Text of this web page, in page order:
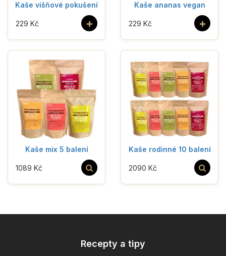
Kaše višňové pokušení
+
229 Kč
Kaše ananas vegan
+
229 Kč
Kaše mix 5 balení
1089 Kč
Kaše rodinné 10 balení
2090 Kč
Recepty a tipy